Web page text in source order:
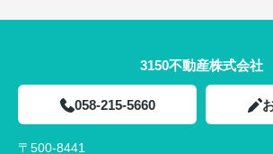
3150不動産株式会社
058-215-5660
〒500-8441